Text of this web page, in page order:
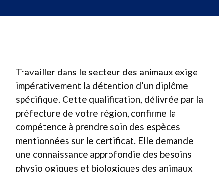
Travailler dans le secteur des animaux exige
impérativement la détention d’un diplôme
spécifique. Cette qualification, délivrée par la
préfecture de votre région, confirme la
compétence à prendre soin des espèces
mentionnées sur le certificat. Elle demande
une connaissance approfondie des besoins
physiologiques et biologiques des animaux